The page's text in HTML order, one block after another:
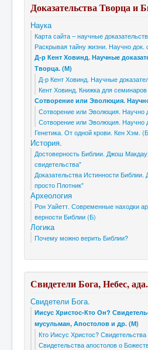
Доказательства Творца и
Наука
Карта сайта – научные
Раскрывая тайну жизни. Научно
Д-р Кент Ховинд. Научные
Творца. (М)
Д-р Кент Ховинд. Научные
Кент Ховинд. Книжка для
Сотворение или Эволюция.
Сотворение или Эволюция. Научно
Сотворение или Эволюция. Научно
Генетика. От одной крови. Кен Хэм.
История.
Достоверность Библии. Джош
свидетельства"
Доказательства Истинности
просто Плотник"
Археология
Рон Уайетт. Современные находки
верности Библии (Б)
Логика
Почему можно верить Библии?
Свидетели Бога, Небес, ада.
Свидетели Бога.
Иисус Христос-Кто Он?
мусульман, Апостолов и др. (М)
Кто Иисус Христос? Свидетельства
Свидетельства апостолов о